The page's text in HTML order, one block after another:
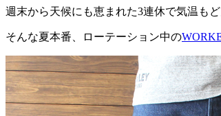
週末から天候にも恵まれた3連休で気温も
そんな夏本番、ローテーション中の